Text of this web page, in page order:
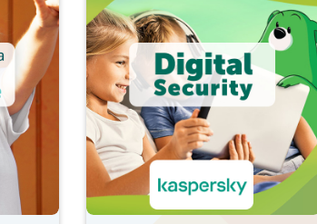
di Samsung, a cura di
educative e di
La nostra
attendere
Nome:*